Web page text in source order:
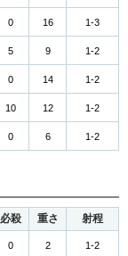
0 16 1-3
5 9 1-2
0 14 1-2
10 12 1-2
0 6 1-2
必殺 重さ 射程
0 2 1-2